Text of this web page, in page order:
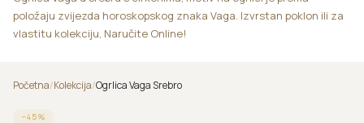
položaju zvijezda horoskopskog znaka Vaga. Izvrstan poklon ili za
vlastitu kolekciju, Naručite Online!
Početna/Kolekcija/Ogrlica Vaga Srebro
−45%